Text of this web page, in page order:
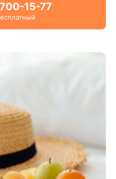
15-77